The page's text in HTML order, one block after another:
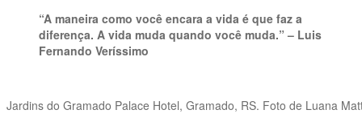
“A maneira como você encara a vida é que faz a
diferença. A vida muda quando você muda.” – Luis
Fernando Veríssimo
Jardins do Gramado Palace Hotel, Gramado, RS. Foto de Luana